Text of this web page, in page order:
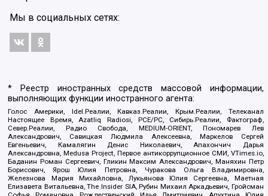
Мы в социальных сетях:
* Реестр иностранных средств массовой информации,
выполняющих функции иностранного агента:
Голос Америки, Idel.Реалии, Кавказ.Реалии, Крым.Реалии, Телеканал
Настоящее Время, Azatliq Radiosi, PCE/PC, Сибирь.Реалии, Фактограф,
Север.Реалии, Радио Свобода, MEDIUM-ORIENT, Пономарев Лев
Александрович, Савицкая Людмила Алексеевна, Маркелов Сергей
Евгеньевич, Камалягин Денис Николаевич, Апахончич Дарья
Александровна, Medusa Project, Первое антикоррупционное СМИ, VTimes.io,
Баданин Роман Сергеевич, Гликин Максим Александрович, Маняхин Петр
Борисович, Ярош Юлия Петровна, Чуракова Ольга Владимировна,
Железнова Мария Михайловна, Лукьянова Юлия Сергеевна, Маетная
Елизавета Витальевна, The Insider SIA, Рубин Михаил Аркадьевич, Гройсман